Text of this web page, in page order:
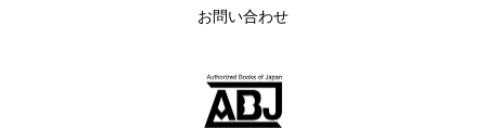
お問い合わせ